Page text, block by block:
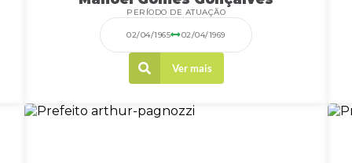
PERÍODO DE ATUAÇÃO
02/04/1965 02/04/1969
Ver mais